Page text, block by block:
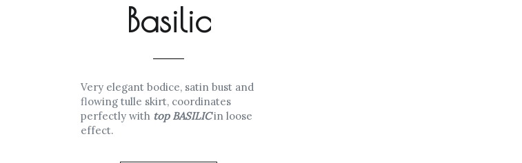
Basilic
Very elegant bodice, satin bust and
flowing tulle skirt, coordinates
perfectly with top BASILICin loose
effect.